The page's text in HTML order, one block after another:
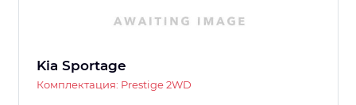
Kia Sportage
Комплектация: Prestige 2WD